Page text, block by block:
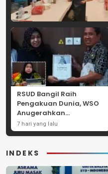
RSUD Bangil Raih
Pengakuan Dunia, WSO
Anugerahkan
Penghargaan
Internasional untuk
7 hari yang lalu
INDEKS